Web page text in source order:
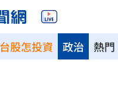
台股怎投資 熱門
政治